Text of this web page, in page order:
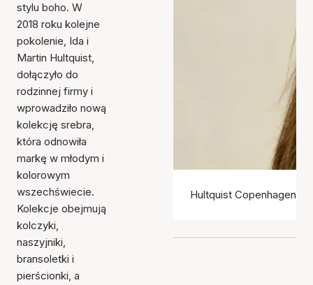
stylu boho. W
2018 roku kolejne
pokolenie, Ida i
Martin Hultquist,
dołączyło do
rodzinnej firmy i
wprowadziło nową
kolekcję srebra,
która odnowiła
markę w młodym i
kolorowym
wszechświecie.
Kolekcje obejmują
kolczyki,
naszyjniki,
bransoletki i
pierścionki, a
Hultquist Copenhagen